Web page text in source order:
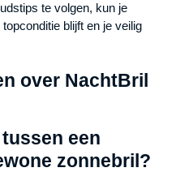
te volgen, kun je
blijft en je veilig
over NachtBril
een
zonnebril?